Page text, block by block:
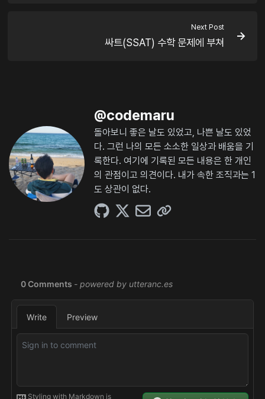
Next Post
싸트(SSAT) 수학 문제에 부쳐
@codemaru
돌아보니 좋은 날도 있었고, 나쁜 날도 있었
다. 그런 나의 모든 소소한 일상과 배움을 기
록한다. 여기에 기록된 모든 내용은 한 개인
의 관점이고 의견이다. 내가 속한 조직과는 1
도 상관이 없다.